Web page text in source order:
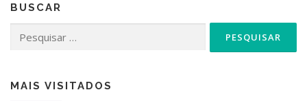
BUSCAR
por:
MAIS VISITADOS